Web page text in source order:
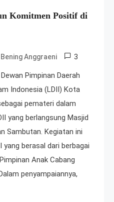
Komitmen Positif di
Bening Anggraeni 3
Pimpinan Daerah
Indonesia (LDII) Kota
pemateri dalam
yang berlangsung Masjid
Sambutan. Kegiatan ini
yang berasal dari berbagai
Anak Cabang
penyampaiannya,